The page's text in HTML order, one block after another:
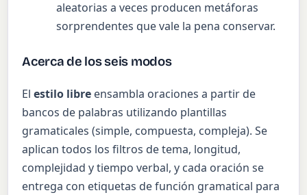
aleatorias a veces producen metáforas
sorprendentes que vale la pena conservar.
Acerca de los seis modos
Elestilo libre ensambla oraciones a partir de
bancos de palabras utilizando plantillas
gramaticales (simple, compuesta, compleja). Se
aplican todos los filtros de tema, longitud,
complejidad y tiempo verbal, y cada oración se
entrega con etiquetas de función gramatical para